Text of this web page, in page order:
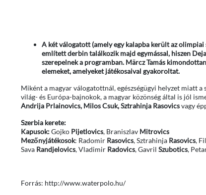
A két válogatott (amely egy kalapba került az
említett derbin találkozik majd egymással, hiszen
szerepelnek a programban. Märcz Tamás
elemeket, amelyeket játékosaival gyakoroltat.
Miként a magyar válogatottnál, egészségügyi helyzet miatt
világ- és Európa-bajnokok, a magyar közönség által is jól
Andrija Prlainovics, Milos Csuk, Sztrahinja Rasovicsvagy
Szerbia kerete:
Kapusok:Gojko Pijetlovics, Braniszlav Mitrovics
Mezőnyjátékosok: Radomir Rasovics, Sztrahinja Rasovics,
Sava Randjelovics, Vladimir Radovics, Gavril Szubotics,
Forrás: http://www.waterpolo.hu/